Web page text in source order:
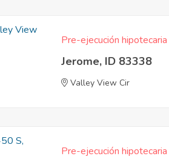
Pre-ejecución hipotecaria
Jerome, ID 83338
Valley View Cir
Pre-ejecución hipotecaria